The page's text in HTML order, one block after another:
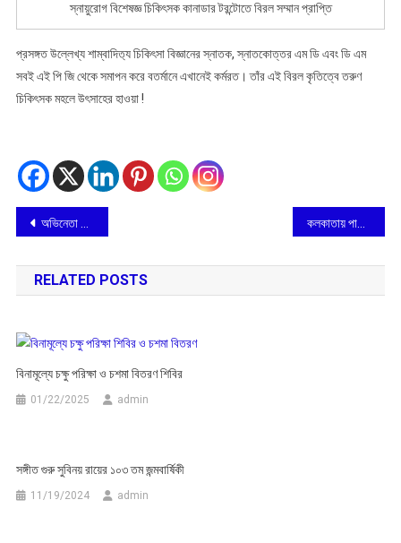
স্নায়ুরোগ বিশেষজ্ঞ চিকিৎসক কানাডার টরন্টোতে বিরল সম্মান প্রাপ্তি
প্রসঙ্গত উল্লেখ্য শাম্বাদিত‍্য চিকিৎসা বিজ্ঞানের স্নাতক, স্নাতকোত্তর এম ডি এবং ডি এম
সবই এই পি জি থেকে সমাপন করে বতর্মানে এখানেই কর্মরত। তাঁর এই বিরল কৃতিত্বে তরুণ
চিকিৎসক মহলে উৎসাহের হাওয়া !
Post
navigation
অভিনেতা সঞ্জীব কুমারের প্রয়াণবার্ষিকী কলকাতায় পালিত হল নভেম্বর বিপ্লব দিবস
RELATED POSTS
বিনামূল্যে চক্ষু পরিক্ষা ও চশমা বিতরণ শিবির
01/22/2025 admin
সঙ্গীত গুরু সুবিনয় রায়ের ১০৩ তম জন্মবার্ষিকী
11/19/2024 admin